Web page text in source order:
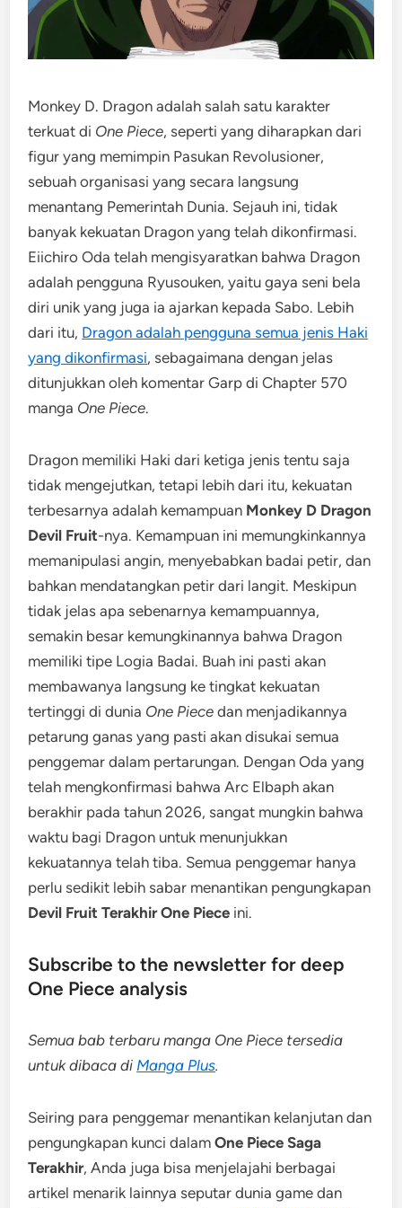
Monkey D. Dragon adalah salah satu karakter
terkuat di One Piece, seperti yang diharapkan dari
figur yang memimpin Pasukan Revolusioner,
sebuah organisasi yang secara langsung
menantang Pemerintah Dunia. Sejauh ini, tidak
banyak kekuatan Dragon yang telah dikonfirmasi.
Eiichiro Oda telah mengisyaratkan bahwa Dragon
adalah pengguna Ryusouken, yaitu gaya seni bela
diri unik yang juga ia ajarkan kepada Sabo. Lebih
dari itu, Dragon adalah pengguna semua jenis Haki
yang dikonfirmasi, sebagaimana dengan jelas
ditunjukkan oleh komentar Garp di Chapter 570
manga One Piece.
Dragon memiliki Haki dari ketiga jenis tentu saja
tidak mengejutkan, tetapi lebih dari itu, kekuatan
terbesarnya adalah kemampuan Monkey D Dragon
Devil Fruit-nya. Kemampuan ini memungkinkannya
memanipulasi angin, menyebabkan badai petir, dan
bahkan mendatangkan petir dari langit. Meskipun
tidak jelas apa sebenarnya kemampuannya,
semakin besar kemungkinannya bahwa Dragon
memiliki tipe Logia Badai. Buah ini pasti akan
membawanya langsung ke tingkat kekuatan
tertinggi di dunia One Piece dan menjadikannya
petarung ganas yang pasti akan disukai semua
penggemar dalam pertarungan. Dengan Oda yang
telah mengkonfirmasi bahwa Arc Elbaph akan
berakhir pada tahun 2026, sangat mungkin bahwa
waktu bagi Dragon untuk menunjukkan
kekuatannya telah tiba. Semua penggemar hanya
perlu sedikit lebih sabar menantikan pengungkapan
Devil Fruit Terakhir One Piece ini.
Subscribe to the newsletter for deep
One Piece analysis
Semua bab terbaru manga One Piece tersedia
untuk dibaca di Manga Plus.
Seiring para penggemar menantikan kelanjutan dan
pengungkapan kunci dalamOne Piece Saga
Terakhir, Anda juga bisa menjelajahi berbagai
artikel menarik lainnya seputar dunia game dan